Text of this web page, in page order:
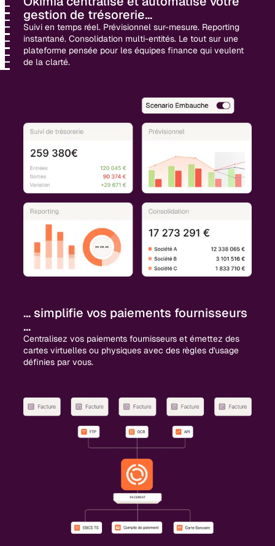
gestion de trésorerie...
Suivi en temps réel. Prévisionnel sur-mesure. Reporting
instantané. Consolidation multi-entités. Le tout sur une
plateforme pensée pour les équipes finance qui veulent
de la clarté.
... simplifie vos paiements fournisseurs
...
Centralisez vos paiements fournisseurs et émettez des
cartes virtuelles ou physiques avec des règles d'usage
définies par vous.